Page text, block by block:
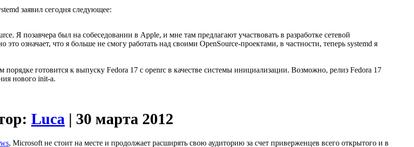
заявил сегодня следующее:
Я позавчера был на собеседовании в Apple, и мне там предлагают участвовать в разработке сетевой
означает, что я больше не смогу работать над своими OpenSource-проектами, в частности, теперь systemd я
готовится к выпуску Fedora 17 с openrc в качестве системы инициализации. Возможно, релиз Fedora 17
нового init-а.
Luca | 30 марта 2012
, Microsoft не стоит на месте и продолжает расширять свою аудиторию за счет приверженцев всего открытого и в